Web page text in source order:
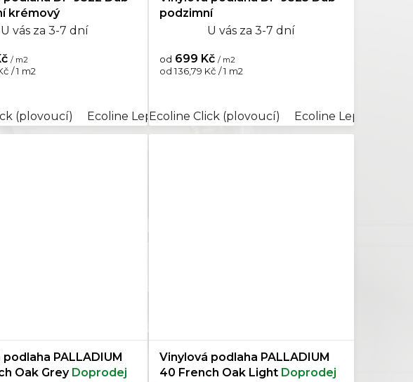
krémový
U vás za 3-7 dní
/ m2
/ 1 m2
(plovoucí) Ecoline Lepený Aquaplus Click (plovoucí)
podzimní
U vás za 3-7 dní
od 699 Kč / m2
Měrná
od 136,79 Kč / 1 m2
Ecoline Click (plovoucí) Ecoline Lepený
PALLADIUM
Oak Grey Doprodej
Vinylová podlaha PALLADIUM
40 French Oak Light Doprodej